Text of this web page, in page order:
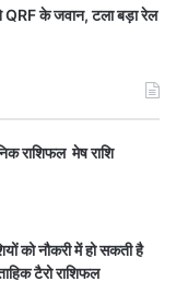
QRF के जवान, टला बड़ा रेल
राशिफल मेष राशि
को नौकरी में हो सकती है
टैरो राशिफल